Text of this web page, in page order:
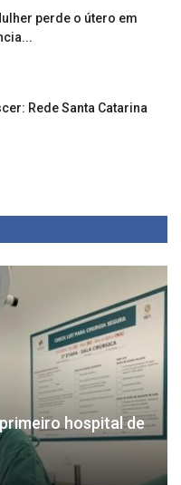
perde o útero em
Rede Santa Catarina
hospital de